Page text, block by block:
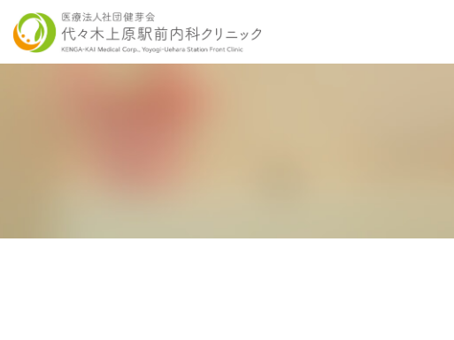
アク
大腸内視鏡